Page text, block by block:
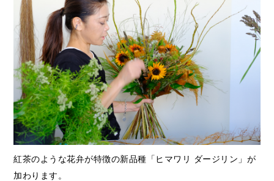
紅茶のような花弁が特徴の新品種「ヒマワリ ダージリン」が
加わります。